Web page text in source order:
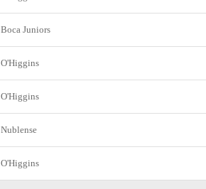
Boca Juniors
O'Higgins
O'Higgins
Nublense
O'Higgins